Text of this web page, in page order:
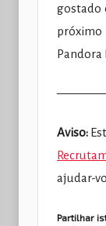
gostado
próximo
Pandora
Aviso:
ajudar-
Partilhar